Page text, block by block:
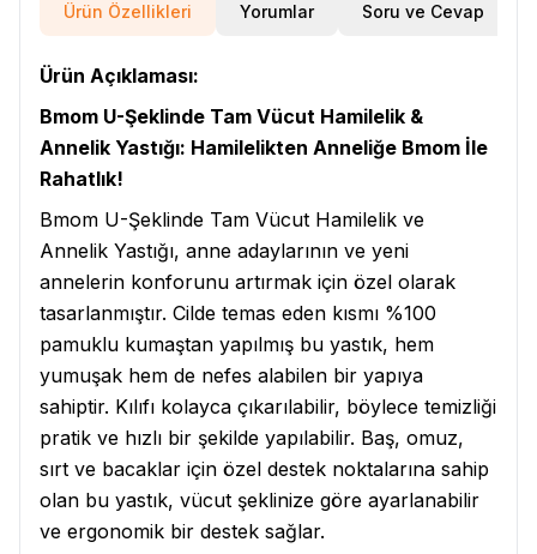
Ürün Özellikleri Yorumlar Soru ve Cevap
Ürün Açıklaması:
Bmom U-Şeklinde Tam Vücut Hamilelik &
Annelik Yastığı: Hamilelikten Anneliğe Bmom İle
Rahatlık!
Bmom U-Şeklinde Tam Vücut Hamilelik ve
Annelik Yastığı, anne adaylarının ve yeni
annelerin konforunu artırmak için özel olarak
tasarlanmıştır. Cilde temas eden kısmı %100
pamuklu kumaştan yapılmış bu yastık, hem
yumuşak hem de nefes alabilen bir yapıya
sahiptir. Kılıfı kolayca çıkarılabilir, böylece temizliği
pratik ve hızlı bir şekilde yapılabilir. Baş, omuz,
sırt ve bacaklar için özel destek noktalarına sahip
olan bu yastık, vücut şeklinize göre ayarlanabilir
ve ergonomik bir destek sağlar.